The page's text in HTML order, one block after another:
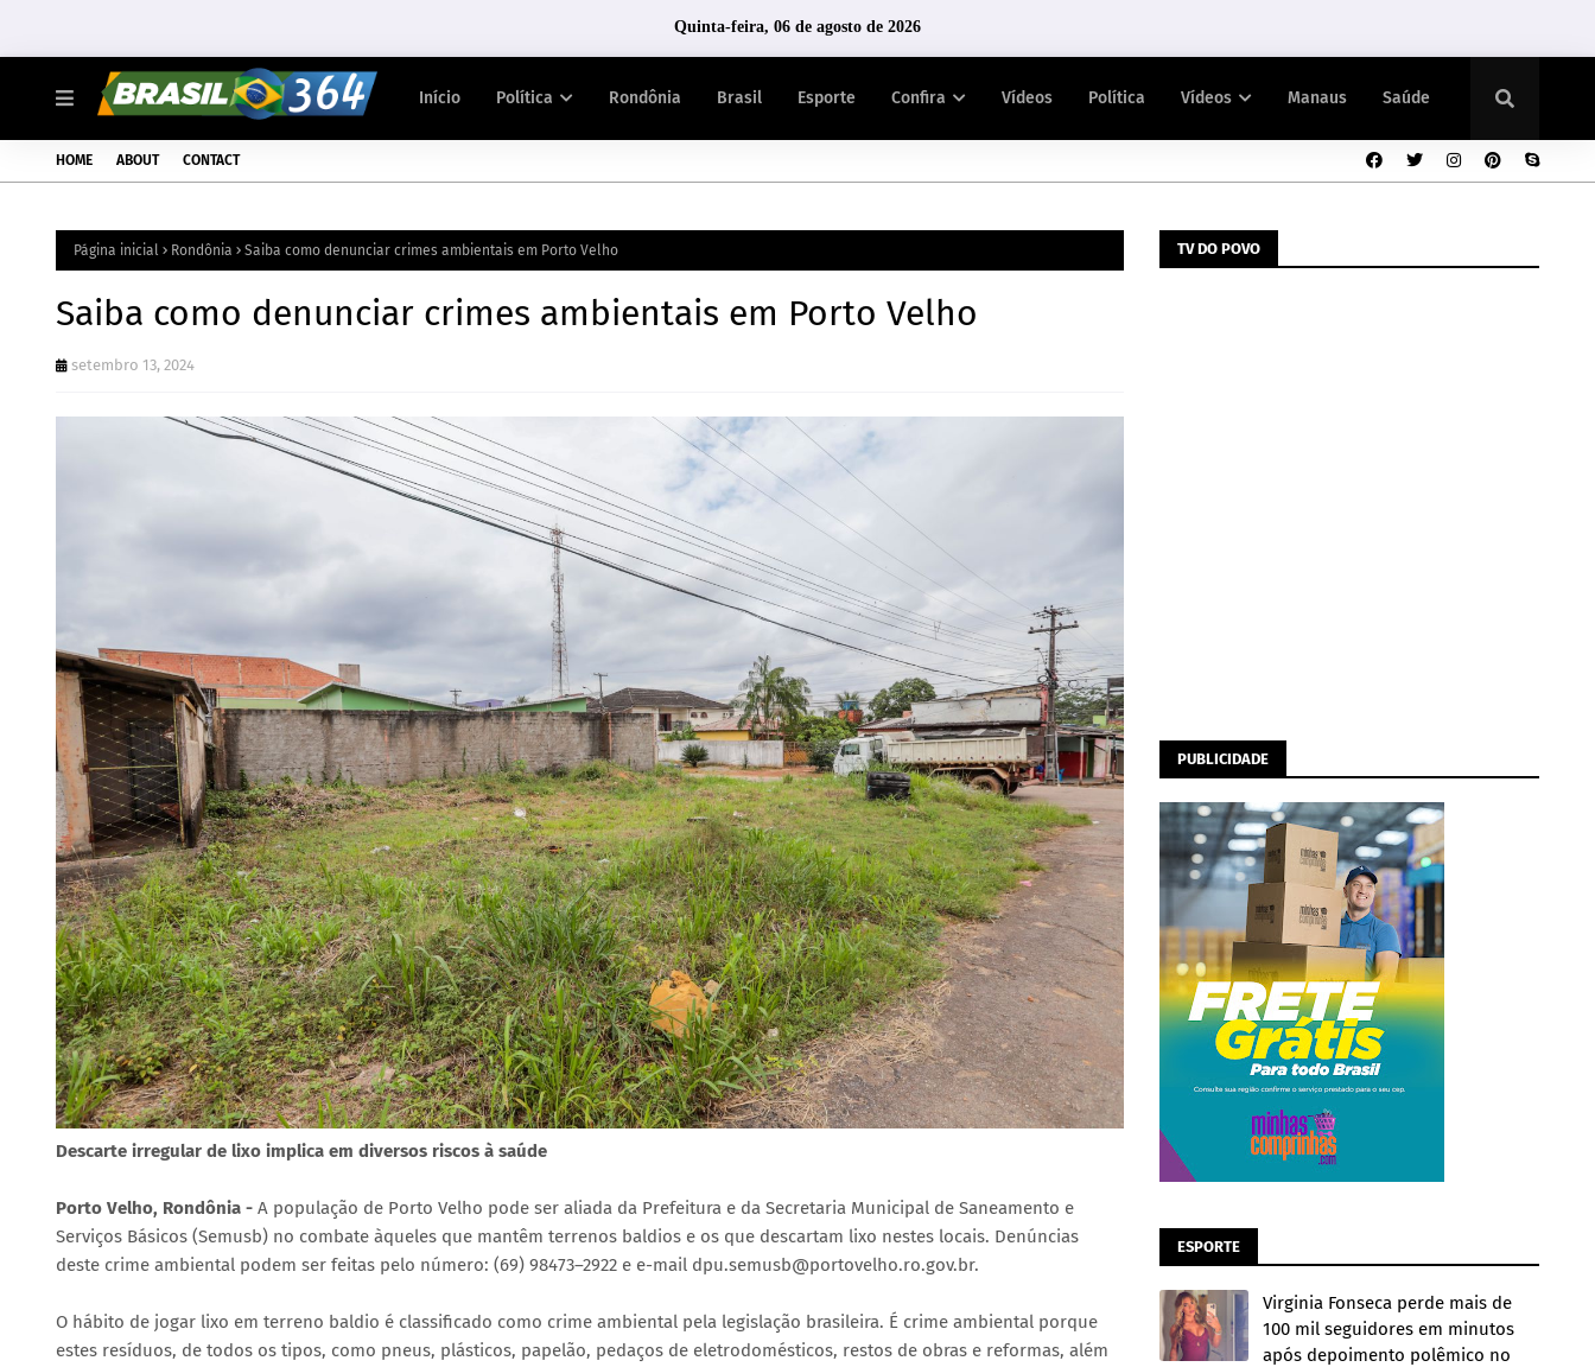
Quinta-feira, 06 de agosto de 2026
Início Política Rondônia Brasil Esporte Confira Vídeos Política Vídeos Manaus Saúde
HOME ABOUT CONTACT
Página inicial Rondônia Saiba como denunciar crimes ambientais em Porto Velho
Saiba como denunciar crimes ambientais em Porto Velho
setembro 13, 2024
Descarte irregular de lixo implica em diversos riscos à saúde
Porto Velho, Rondônia - A população de Porto Velho pode ser aliada da Prefeitura e da Secretaria Municipal de Saneamento e
Serviços Básicos (Semusb) no combate àqueles que mantêm terrenos baldios e os que descartam lixo nestes locais. Denúncias
deste crime ambiental podem ser feitas pelo número: (69) 98473–2922 e e-mail dpu.semusb@portovelho.ro.gov.br.
O hábito de jogar lixo em terreno baldio é classificado como crime ambiental pela legislação brasileira. É crime ambiental porque
estes resíduos, de todos os tipos, como pneus, plásticos, papelão, pedaços de eletrodomésticos, restos de obras e reformas, além
TV DO POVO
PUBLICIDADE
ESPORTE
Virginia Fonseca perde mais de
100 mil seguidores em minutos
após depoimento polêmico no